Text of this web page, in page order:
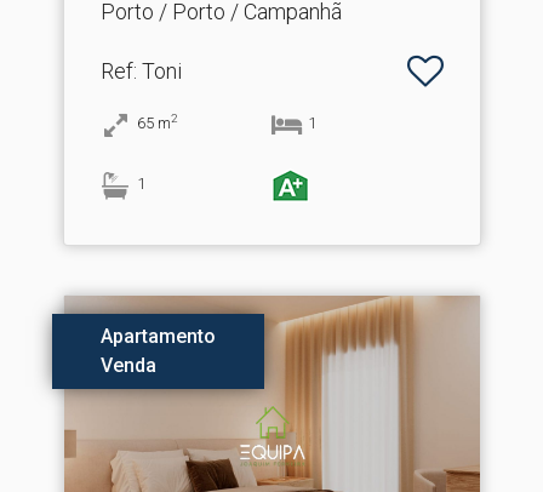
Porto / Porto / Campanhã
Ref: Toni
65 m2 1
1
Apartamento
Venda